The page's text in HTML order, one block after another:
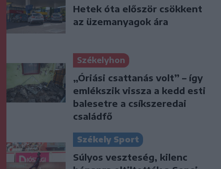
Hetek óta először csökkent
az üzemanyagok ára
Székelyhon
„Óriási csattanás volt” – így
emlékszik vissza a kedd esti
balesetre a csíkszeredai
családfő
Székely Sport
Súlyos veszteség, kilenc